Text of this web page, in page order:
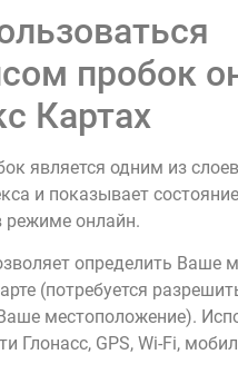
пробок
Картах
является одним из
и показывает
режиме онлайн.
определить Ваше
(потребуется
местоположение).
Глонасс, GPS, Wi-Fi,